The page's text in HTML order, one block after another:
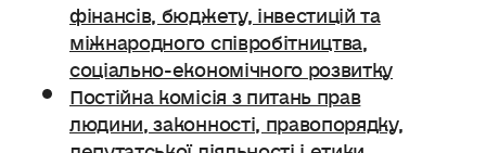
фінансів, бюджету, інвестицій та
міжнародного співробітництва,
соціально-економічного розвитку
Постійна комісія з питань прав
людини, законності, правопорядку,